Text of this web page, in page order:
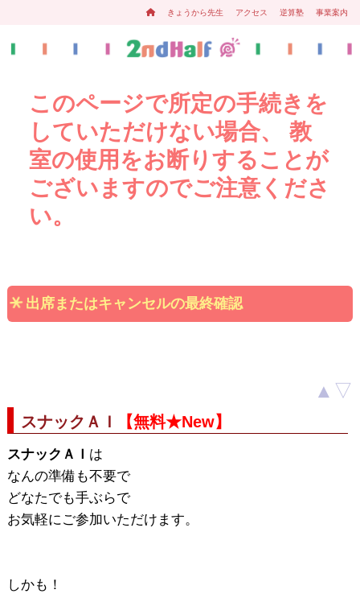
きょうから先生 アクセス 逆算塾 事業案内
このページで所定の手続きを
していただけない場合、 教
室の使用をお断りすることが
ございますのでご注意くださ
い。
出席またはキャンセルの最終確認
▲ ▽
スナックＡＩ 【無料★New】
スナックＡＩ は
なんの準備も不要で
どなたでも手ぶらで
お気軽にご参加いただけます。
しかも！